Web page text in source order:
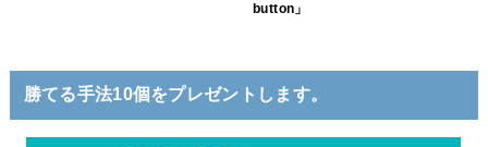
button」
勝てる手法10個をプレゼントします。